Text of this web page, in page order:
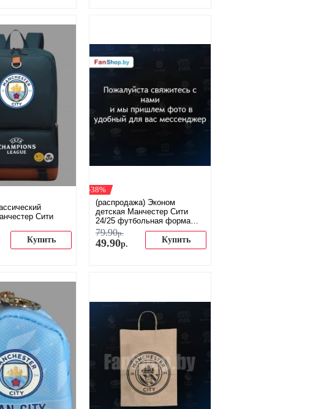
Сити
Купить
-38%
(распродажа) Эконом
детская Манчестер Сити
24/25 футбольная форма
домашняя
79.90р.
49.90р. Купить